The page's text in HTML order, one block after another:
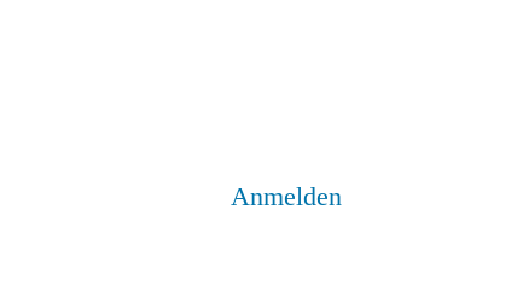
Anmelden